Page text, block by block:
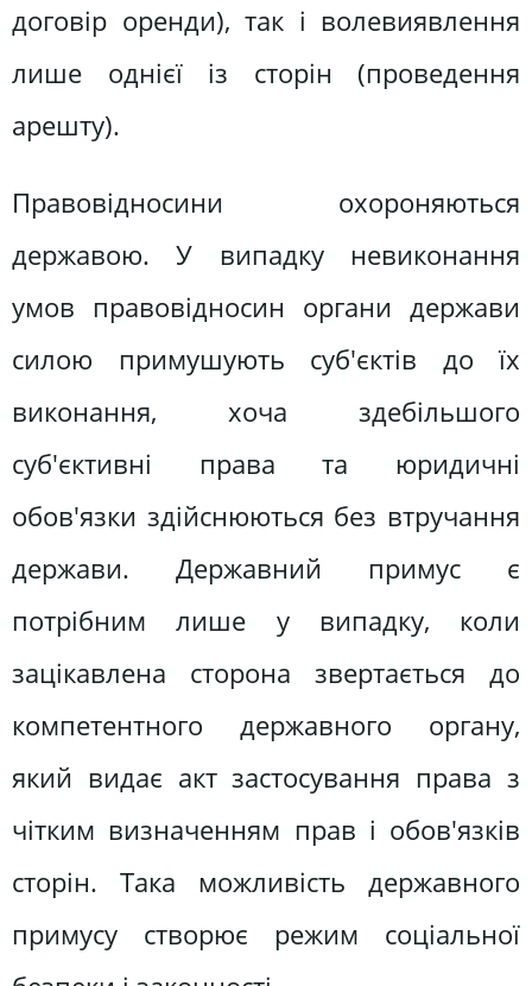
договір оренди), так і волевиявлення
лише однієї із сторін (проведення
арешту).
Правовідносини охороняються
державою. У випадку невиконання
умов правовідносин органи держави
силою примушують суб'єктів до їх
виконання, хоча здебільшого
суб'єктивні права та юридичні
обов'язки здійснюються без втручання
держави. Державний примус є
потрібним лише у випадку, коли
зацікавлена сторона звертається до
компетентного державного органу,
який видає акт застосування права з
чітким визначенням прав і обов'язків
сторін. Така можливість державного
примусу створює режим соціальної